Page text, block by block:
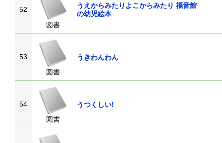
52
図書
うえからみたりよこからみたり 福音館
の幼児絵本
53
図書
うきわんわん
54
図書
うつくしい!